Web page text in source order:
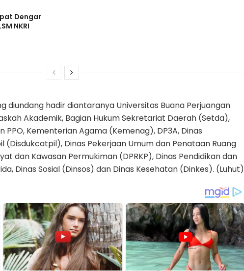
Dengar
NKRI
diundang hadir diantaranya Universitas Buana Perjuangan
Akademik, Bagian Hukum Sekretariat Daerah (Setda),
PPO, Kementerian Agama (Kemenag), DP3A, Dinas
(Disdukcatpil), Dinas Pekerjaan Umum dan Penataan Ruang
dan Kawasan Permukiman (DPRKP), Dinas Pendidikan dan
Dinas Sosial (Dinsos) dan Dinas Kesehatan (Dinkes). (Luhut)